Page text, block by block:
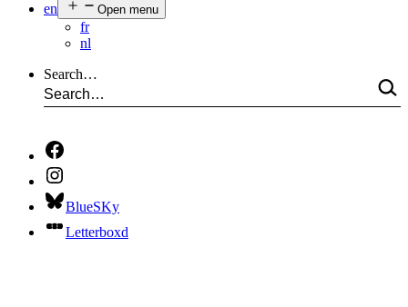
en
Open menu
fr
nl
Search…
BlueSKy
Letterboxd